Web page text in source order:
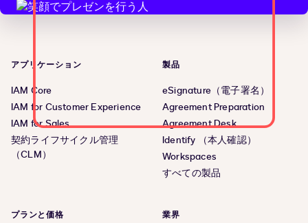
アプリケーション
IAM Core
IAM for Customer Experience
IAM for Sales
契約ライフサイクル管理
（CLM）
製品
eSignature（電子署名）
Agreement Preparation
Agreement Desk
Identify （本人確認）
Workspaces
すべての製品
プランと価格 業界